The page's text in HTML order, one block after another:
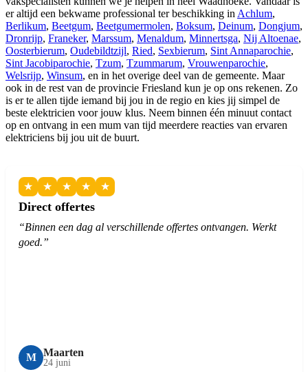
er altijd een bekwame professional ter beschikking in Achlum,
Berlikum, Beetgum, Beetgumermolen, Boksum, Deinum, Dongjum,
Dronrijp, Franeker, Marssum, Menaldum, Minnertsga, Nij Altoenae,
Oosterbierum, Oudebildtzijl, Ried, Sexbierum, Sint Annaparochie,
Sint Jacobiparochie, Tzum, Tzummarum, Vrouwenparochie,
Welsrijp, Winsum, en in het overige deel van de gemeente. Maar
ook in de rest van de provincie Friesland kun je op ons rekenen. Zo
is er te allen tijde iemand bij jou in de regio en kies jij simpel de
beste elektricien voor jouw klus. Neem binnen één minuut contact
op en ontvang in een mum van tijd meerdere reacties van ervaren
elektriciens bij jou uit de buurt.
★ ★ ★ ★ ★
Direct offertes
“Binnen een dag al verschillende offertes ontvangen. Werkt
goed.”
M Maarten
24 juni